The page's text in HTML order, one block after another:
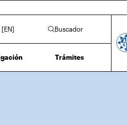
Buscador
Trámites